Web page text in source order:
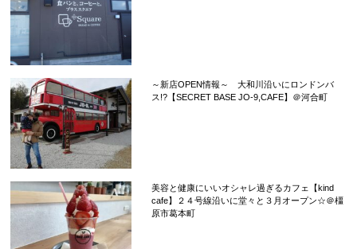
～新店OPEN情報～ 大和川沿いにロンドンバ
ス!?【SECRET BASE JO-9,CAFE】＠河合町
美容と健康にいいオシャレ過ぎるカフェ【kind
cafe】２４号線沿いに堂々と３月オープン☆＠橿
原市葛本町